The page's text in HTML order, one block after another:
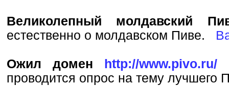
Великолепный молдавский
естественно о молдавском Пиве.
Ожил домен http://www.pivo.ru/В
проводится опрос на тему